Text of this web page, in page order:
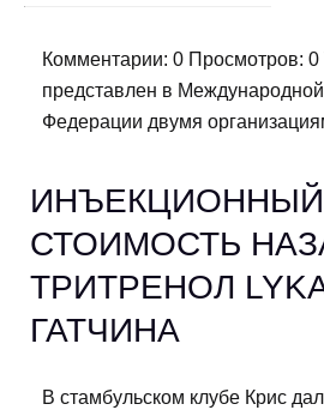
Комментарии: 0 Просмотров: 0
представлен в
Федерации двумя
СТОИМОСТЬ
ТРИТРЕНОЛ
ГАТЧИНА
В стамбульском клубе Крис